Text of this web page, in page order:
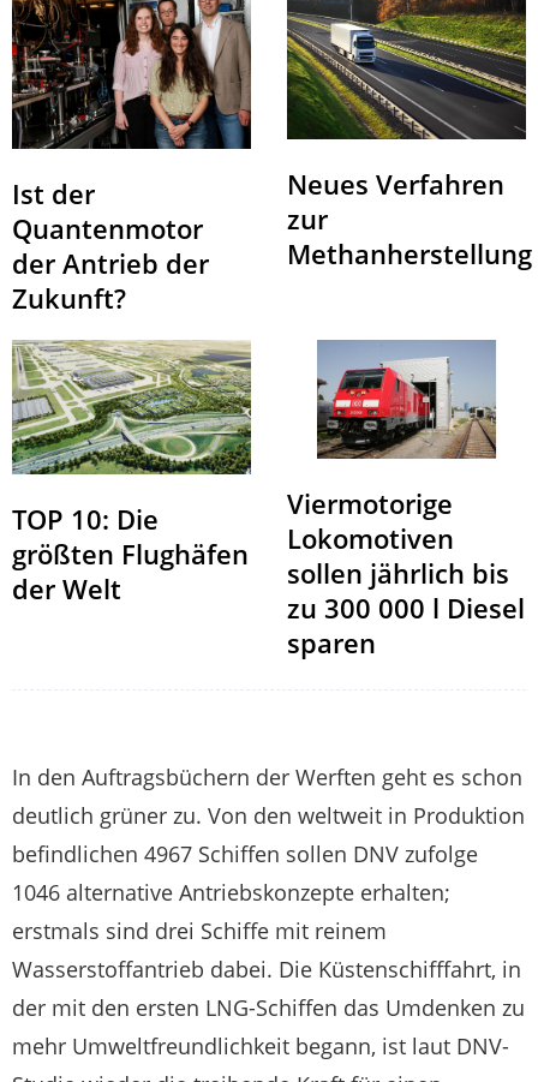
Ist der
Quantenmotor
der Antrieb der
Zukunft?
Neues Verfahren
zur
Methanherstellung
TOP 10: Die
größten Flughäfen
der Welt
Viermotorige
Lokomotiven
sollen jährlich bis
zu 300 000 l Diesel
sparen
In den Auftragsbüchern der Werften geht es schon
deutlich grüner zu. Von den weltweit in Produktion
befindlichen 4967 Schiffen sollen DNV zufolge
1046 alternative Antriebskonzepte erhalten;
erstmals sind drei Schiffe mit reinem
Wasserstoffantrieb dabei. Die Küstenschifffahrt, in
der mit den ersten LNG-Schiffen das Umdenken zu
mehr Umweltfreundlichkeit begann, ist laut DNV-